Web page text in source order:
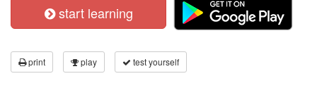
start learning
print play test yourself